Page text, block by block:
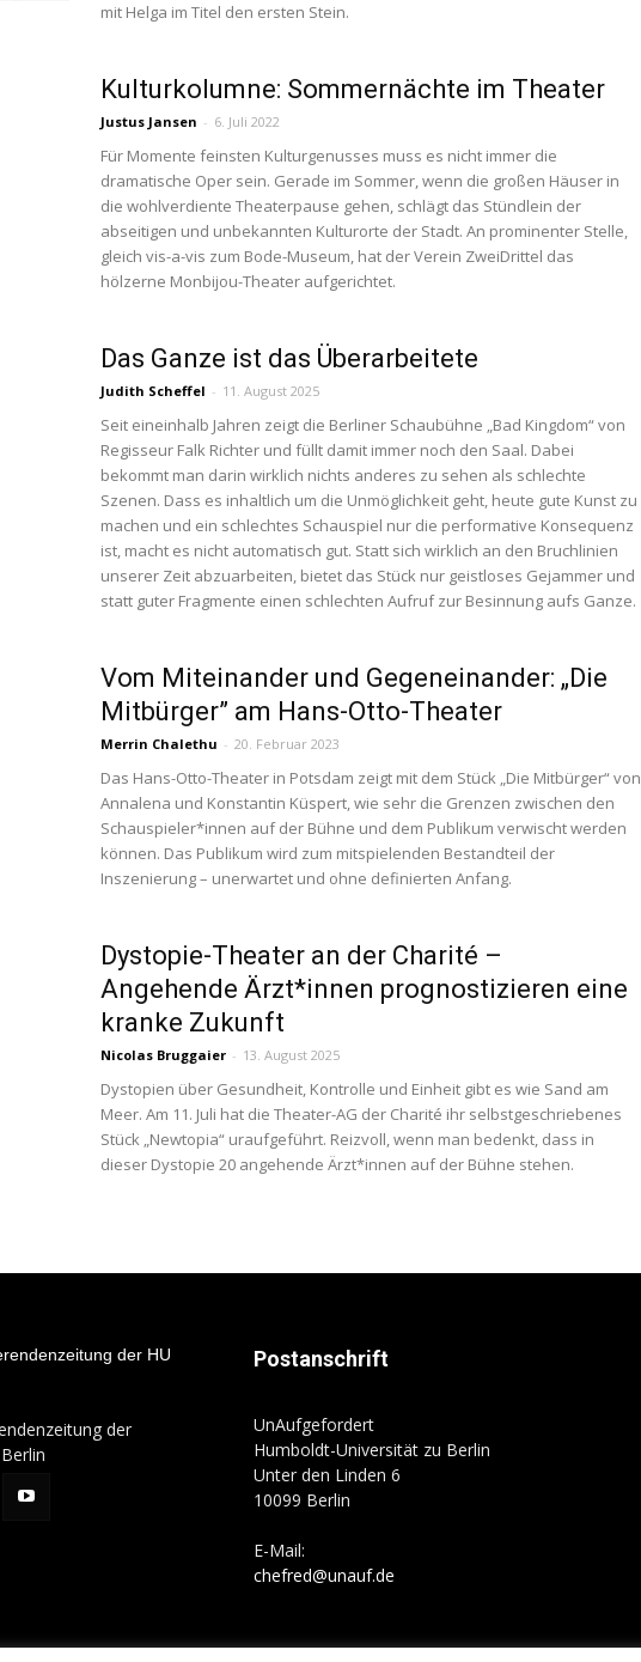
mit Helga im Titel den ersten Stein.
Kulturkolumne: Sommernächte im Theater
Justus Jansen - 6. Juli 2022
Für Momente feinsten Kulturgenusses muss es nicht immer die
dramatische Oper sein. Gerade im Sommer, wenn die großen Häuser in
die wohlverdiente Theaterpause gehen, schlägt das Stündlein der
abseitigen und unbekannten Kulturorte der Stadt. An prominenter Stelle,
gleich vis-a-vis zum Bode-Museum, hat der Verein ZweiDrittel das
hölzerne Monbijou-Theater aufgerichtet.
Das Ganze ist das Überarbeitete
Judith Scheffel - 11. August 2025
Seit eineinhalb Jahren zeigt die Berliner Schaubühne „Bad Kingdom“ von
Regisseur Falk Richter und füllt damit immer noch den Saal. Dabei
bekommt man darin wirklich nichts anderes zu sehen als schlechte
Szenen. Dass es inhaltlich um die Unmöglichkeit geht, heute gute Kunst zu
machen und ein schlechtes Schauspiel nur die performative Konsequenz
ist, macht es nicht automatisch gut. Statt sich wirklich an den Bruchlinien
unserer Zeit abzuarbeiten, bietet das Stück nur geistloses Gejammer und
statt guter Fragmente einen schlechten Aufruf zur Besinnung aufs Ganze.
Vom Miteinander und Gegeneinander: „Die
Mitbürger” am Hans-Otto-Theater
Merrin Chalethu - 20. Februar 2023
Das Hans-Otto-Theater in Potsdam zeigt mit dem Stück „Die Mitbürger“ von
Annalena und Konstantin Küspert, wie sehr die Grenzen zwischen den
Schauspieler*innen auf der Bühne und dem Publikum verwischt werden
können. Das Publikum wird zum mitspielenden Bestandteil der
Inszenierung – unerwartet und ohne definierten Anfang.
Dystopie-Theater an der Charité –
Angehende Ärzt*innen prognostizieren eine
kranke Zukunft
Nicolas Bruggaier - 13. August 2025
Dystopien über Gesundheit, Kontrolle und Einheit gibt es wie Sand am
Meer. Am 11. Juli hat die Theater-AG der Charité ihr selbstgeschriebenes
Stück „Newtopia“ uraufgeführt. Reizvoll, wenn man bedenkt, dass in
dieser Dystopie 20 angehende Ärzt*innen auf der Bühne stehen.
der
Postanschrift
UnAufgefordert
Humboldt-Universität zu Berlin
Unter den Linden 6
10099 Berlin
E-Mail:
chefred@unauf.de